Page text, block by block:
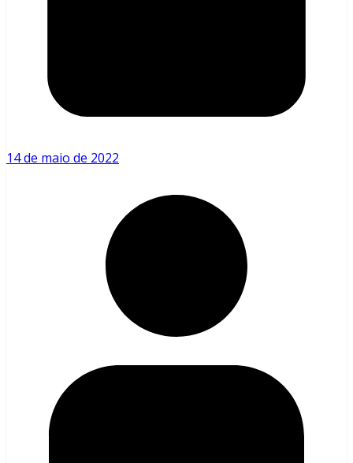
14 de maio de 2022